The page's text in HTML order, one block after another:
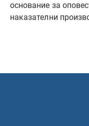
основание за
наказателни